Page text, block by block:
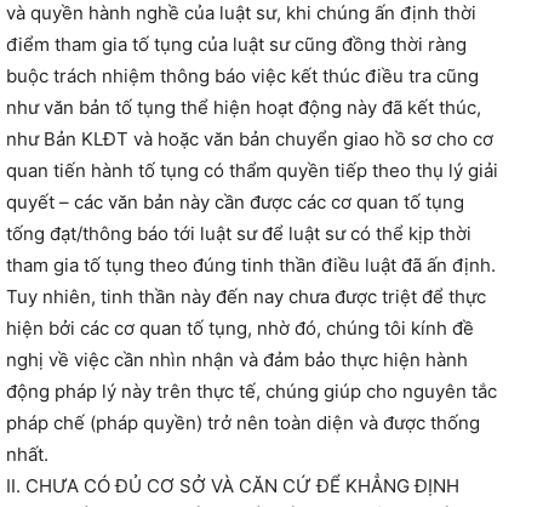
và quyền hành nghề của luật sư, khi chúng ấn định thời
điểm tham gia tố tụng của luật sư cũng đồng thời ràng
buộc trách nhiệm thông báo việc kết thúc điều tra cũng
như văn bản tố tụng thể hiện hoạt động này đã kết thúc,
như Bản KLĐT và hoặc văn bản chuyển giao hồ sơ cho cơ
quan tiến hành tố tụng có thẩm quyền tiếp theo thụ lý giải
quyết – các văn bản này cần được các cơ quan tố tụng
tống đạt/thông báo tới luật sư để luật sư có thể kịp thời
tham gia tố tụng theo đúng tinh thần điều luật đã ấn định.
Tuy nhiên, tinh thần này đến nay chưa được triệt để thực
hiện bởi các cơ quan tố tụng, nhờ đó, chúng tôi kính đề
nghị về việc cần nhìn nhận và đảm bảo thực hiện hành
động pháp lý này trên thực tế, chúng giúp cho nguyên tắc
pháp chế (pháp quyền) trở nên toàn diện và được thống
nhất.
II. CHƯA CÓ ĐỦ CƠ SỞ VÀ CĂN CỨ ĐỂ KHẲNG ĐỊNH